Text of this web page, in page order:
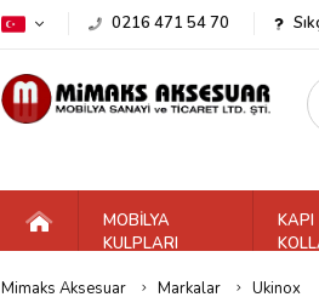
0216 471 54 70
MOBİLYA
KULPLARI
KAPI
Mimaks Aksesuar Markalar Ukinox